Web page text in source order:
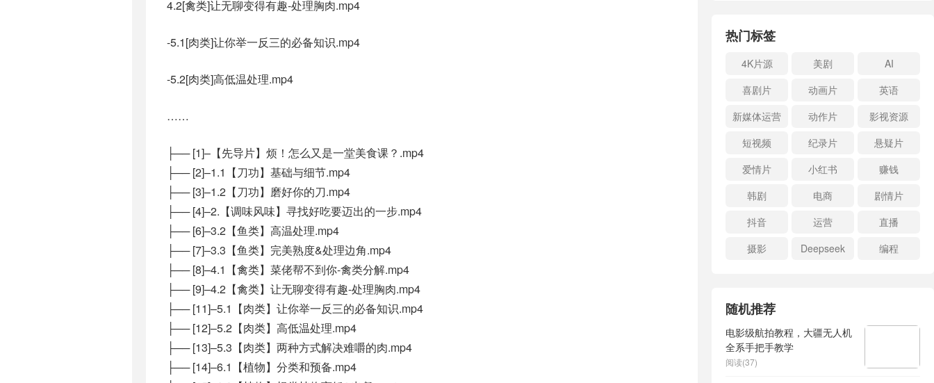
4.2[禽类]让无聊变得有趣-处理胸肉.mp4
-5.1[肉类]让你举一反三的必备知识.mp4
-5.2[肉类]高低温处理.mp4
……
├── [1]–【先导片】烦！怎么又是一堂美食课？.mp4
├── [2]–1.1【刀功】基础与细节.mp4
├── [3]–1.2【刀功】磨好你的刀.mp4
├── [4]–2.【调味风味】寻找好吃要迈出的一步.mp4
├── [6]–3.2【鱼类】高温处理.mp4
├── [7]–3.3【鱼类】完美熟度&处理边角.mp4
├── [8]–4.1【禽类】菜佬帮不到你-禽类分解.mp4
├── [9]–4.2【禽类】让无聊变得有趣-处理胸肉.mp4
├── [11]–5.1【肉类】让你举一反三的必备知识.mp4
├── [12]–5.2【肉类】高低温处理.mp4
├── [13]–5.3【肉类】两种方式解决难嚼的肉.mp4
├── [14]–6.1【植物】分类和预备.mp4
热门标签
4K片源 美剧
AI
喜剧片
动画片
英语
新媒体运营
动作片
影视资源
短视频
纪录片
悬疑片
爱情片
小红书
赚钱
韩剧
电商
剧情片
抖音
运营
直播
摄影
Deepseek 编程
随机推荐
电影级航拍教程，大疆无人机
全系手把手教学
阅读(37)